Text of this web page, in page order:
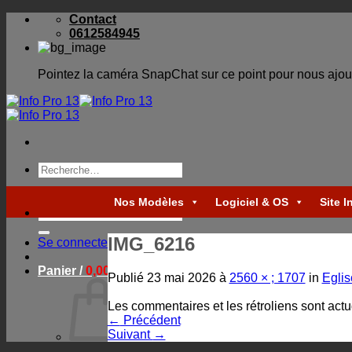
Skip
content
Contact
0612584945
Pointez la caméra SnapChat sur ce point pour nous
Recherche
pour :
pour :
Se connecter
Panier /0,00€
Nos Modèles Logiciel & OS Site
IMG_6216
Publié 23 mai 2026à 2560 × ; 1707in
Les commentaires et les rétroliens sont
← Précédent
Suivant →